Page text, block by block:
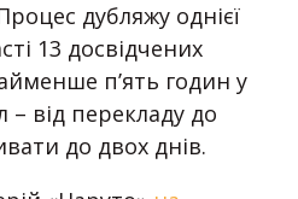
дубляжу однієї
13 досвідчених
п’ять годин у
– від перекладу до
до двох днів.